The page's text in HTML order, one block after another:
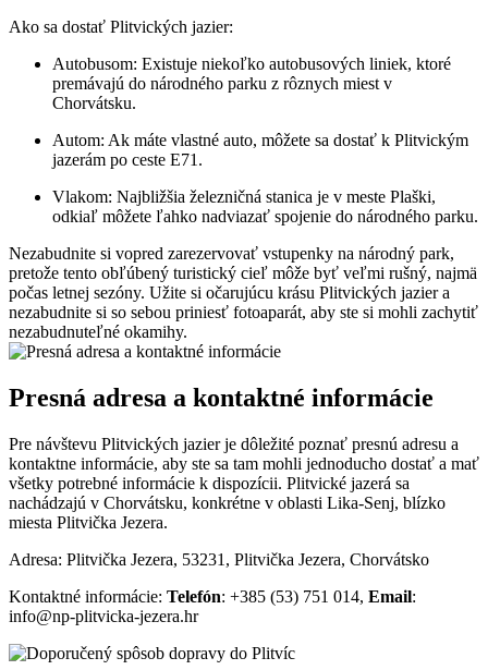
Ako sa dostať Plitvických jazier:
Autobusom: Existuje niekoľko autobusových liniek, ktoré
premávajú do národného parku z rôznych miest v
Chorvátsku.
Autom: Ak máte vlastné auto, môžete sa dostať k Plitvickým
jazerám po ceste E71.
Vlakom: Najbližšia železničná stanica je v meste Plaški,
odkiaľ môžete ľahko nadviazať spojenie do národného parku.
Nezabudnite si vopred zarezervovať vstupenky na národný park,
pretože tento obľúbený turistický cieľ môže byť veľmi rušný, najmä
počas letnej sezóny. Užite si očarujúcu krásu Plitvických jazier a
nezabudnite si so sebou priniesť fotoaparát, aby ste si mohli zachytiť
nezabudnuteľné okamihy.
Presná adresa a kontaktné informácie
Pre návštevu Plitvických jazier je dôležité poznať presnú adresu a
kontaktne informácie, aby ste sa tam mohli jednoducho dostať a mať
všetky potrebné informácie k dispozícii. Plitvické jazerá sa
nachádzajú v Chorvátsku, konkrétne v oblasti Lika-Senj, blízko
miesta Plitvička Jezera.
Adresa: Plitvička Jezera, 53231, Plitvička Jezera, Chorvátsko
Kontaktné informácie: Telefón: +385 (53) 751 014, Email:
info@np-plitvicka-jezera.hr